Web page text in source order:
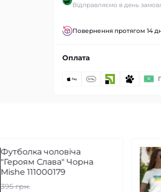
Відправляємо в день
Повернення протягом 14
Оплата
Футболка чоловіча
"Героям Слава" Чорна
Mishe 111000179
395 грн.